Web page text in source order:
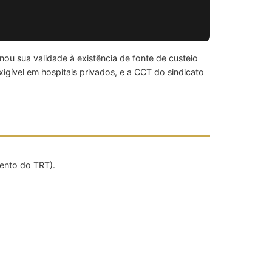
sua validade à existência de fonte de custeio
em hospitais privados, e a CCT do sindicato
do TRT).